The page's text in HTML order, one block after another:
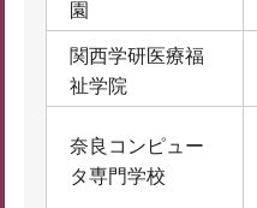
園
関西学研医療福
祉学院
奈良コンピュー
タ専門学校